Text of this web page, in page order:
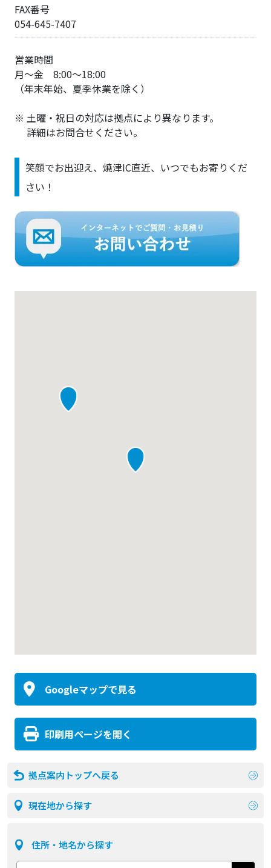
FAX番号
054-645-7407
営業時間
月～金 8:00～18:00
（年末年始、夏季休業を除く）
※ 土曜・祝日の対応は拠点により異なります。
詳細はお問合せください。
笑顔でお出迎え、焼津IC直近、いつでもお寄りくだ
さい！
Googleマップで見る
印刷用ページを開く
拠点案内トップへ戻る
現在地から探す
住所・地名から探す